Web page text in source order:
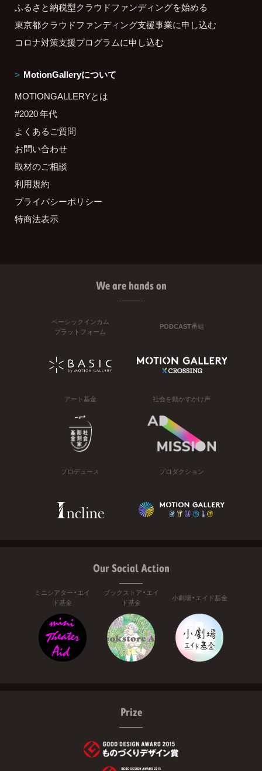
ふるさと納税型クラウドファンディングを始める
東京都クラウドファンディング支援事業に申し込む
コロナ対策支援プログラムに申し込む
MotionGalleryについて
MOTIONGALLERYとは
#2020 年代
よくあるご質問
お問い合わせ
取材のご相談
利用規約
プライバシーポリシー
特商法表示
We are hands on
ベーシックインカム
プラットフォーム
PODCAST番組
アート基金 社会を動かすかけ声
プロデュース プロダクション
Our Social Action
ミニシアター・エイ
ド基金
ブックストア・エイ
ド基金
小劇場・エイド基金
Prize